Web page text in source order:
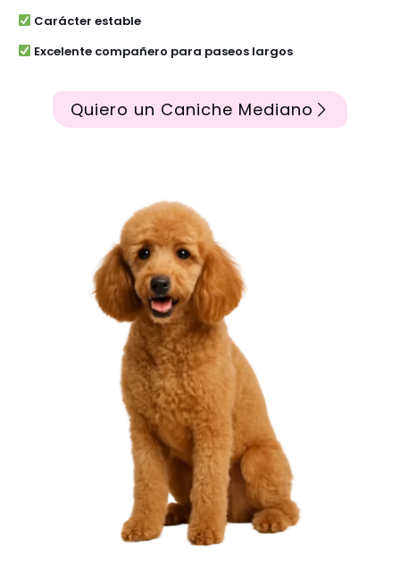
Carácter estable
Excelente compañero para paseos largos
Quiero un Caniche Mediano